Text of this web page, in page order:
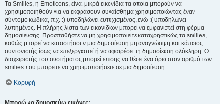
Τα Smilies, ή Emoticons, είναι μικρά εικονίδια τα οποία μπορούν να
χρησιμοποιηθούν για να εκφράσουν συναίσθημα χρησιμοποιώντας έναν
σύντομο κώδικα, π.χ. :) υποδηλώνει ευτυχισμένος, ενώ :( υποδηλώνει
λυπημένος. Η πλήρης λίστα των εικονιδίων μπορεί να εμφανιστεί στη φόρμα
δημοσίευσης. Προσπαθήστε να μη χρησιμοποιείτε καταχρηστικώς τα smilies,
καθώς μπορεί να καταστήσουν μια δημοσίευση μη αναγνώσιμη και κάποιος
συντονιστής ίσως να επεξεργαστεί ή να αφαιρέσει τη δημοσίευση ολόκληρη. Ο
διαχειριστής του συστήματος μπορεί επίσης να θέσει ένα όριο στον αριθμό των
smilies που μπορείτε να χρησιμοποιήσετε σε μια δημοσίευση.
Κορυφή
Μπορώ να δημοσιεύω εικόνες;